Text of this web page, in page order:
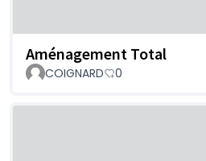
Aménagement Total
COIGNARD 0